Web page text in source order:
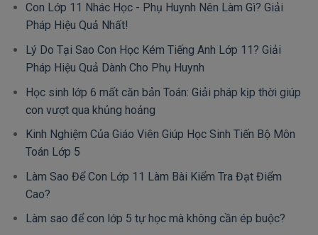
Con Lớp 11 Nhác Học - Phụ Huynh Nên Làm Gì? Giải
Pháp Hiệu Quả Nhất!
Lý Do Tại Sao Con Học Kém Tiếng Anh Lớp 11? Giải
Pháp Hiệu Quả Dành Cho Phụ Huynh
Học sinh lớp 6 mất căn bản Toán: Giải pháp kịp thời giúp
con vượt qua khủng hoảng
Kinh Nghiệm Của Giáo Viên Giúp Học Sinh Tiến Bộ Môn
Toán Lớp 5
Làm Sao Để Con Lớp 11 Làm Bài Kiểm Tra Đạt Điểm
Cao?
Làm sao để con lớp 5 tự học mà không cần ép buộc?